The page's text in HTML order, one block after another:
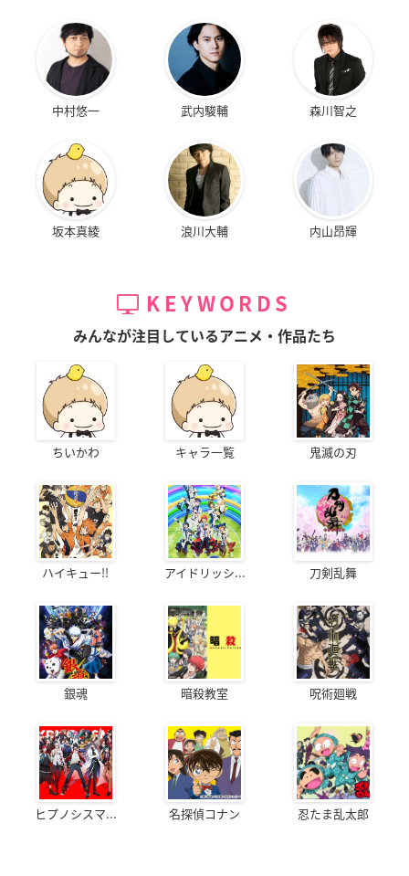
中村悠一 武内駿輔 森川智之
坂本真綾 浪川大輔 内山昂輝
KEYWORDS
みんなが注目しているアニメ・作品たち
ちいかわ キャラ一覧 鬼滅の刃
ハイキュー!! アイドリッシ... 刀剣乱舞
銀魂 暗殺教室 呪術廻戦
ヒプノシスマ... 名探偵コナン 忍たま乱太郎